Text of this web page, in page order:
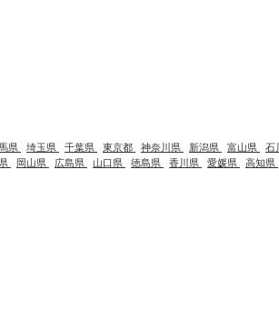
県 埼玉県 千葉県 東京都 神奈川県 新潟県 富山県 石
岡山県 広島県 山口県 徳島県 香川県 愛媛県 高知県